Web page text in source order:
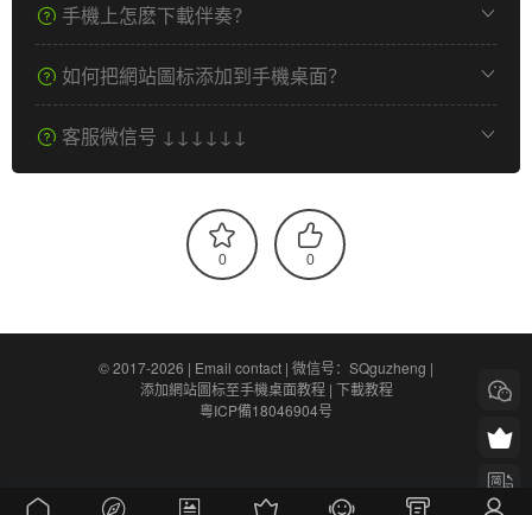
手機上怎麽下載伴奏？
如何把網站圖标添加到手機桌面？
客服微信号 ↓↓↓↓↓↓
0 0
© 2017-2026 | Email contact | 微信号：SQguzheng |
添加網站圖标至手機桌面教程| 下載教程
粵ICP備18046904号